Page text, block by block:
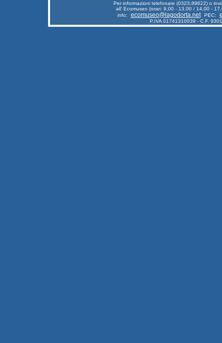
Per informazioni telefonare (0323.89622) o
all' Ecomuseo (orari: 9,00 - 13.00 / 14,00 -
info:
ecomuseo@lagodorta.net PEC:
P.IVA 01741310039 - C.F.